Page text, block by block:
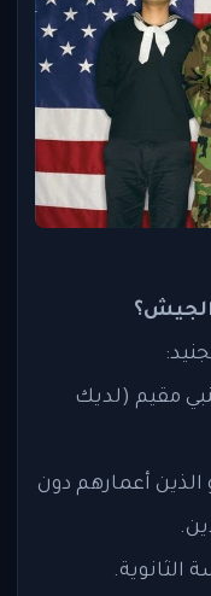
الجيش؟
مقيم (لديك
يتراوح عمرك بين 17-34. و الذين أعمارهم دون